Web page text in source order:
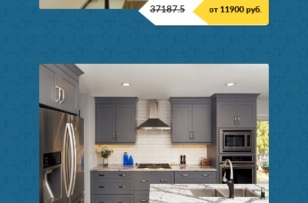
37187.5 от 11900 руб.